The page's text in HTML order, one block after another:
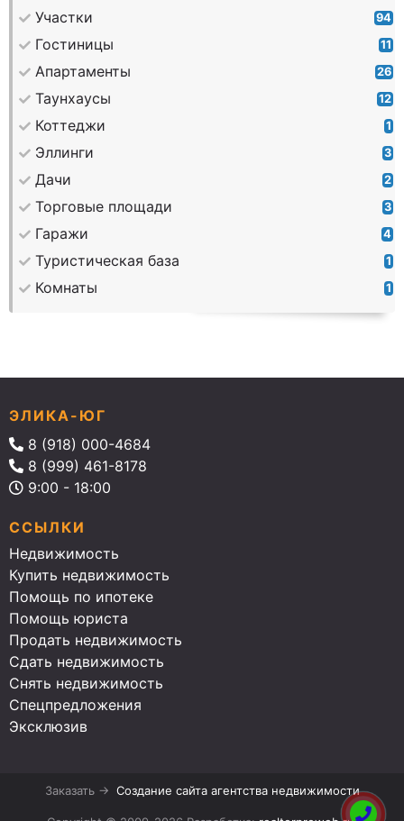
Участки 94
Гостиницы 11
Апартаменты 26
Таунхаусы 12
Коттеджи 1
Эллинги 3
Дачи 2
Торговые площади 3
Гаражи 4
Туристическая база 1
Комнаты 1
ЭЛИКА-ЮГ
8 (918) 000-4684
8 (999) 461-8178
9:00 - 18:00
ССЫЛКИ
Недвижимость
Купить недвижимость
Помощь по ипотеке
Помощь юриста
Продать недвижимость
Сдать недвижимость
Снять недвижимость
Спецпредложения
Эксклюзив
Заказать → Создание сайта агентства недвижимости